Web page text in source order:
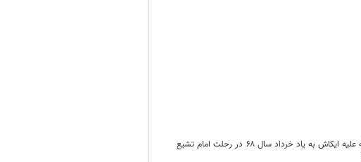
نا شکیباییم را ســــــرایم اولین چهارده خرداد بدون رهبر انقلاب بعد رحلت امام خمینی رحمت الله علیه ایکاش به یاد خرداد سال ۶۸ در رحلت امام تشیع